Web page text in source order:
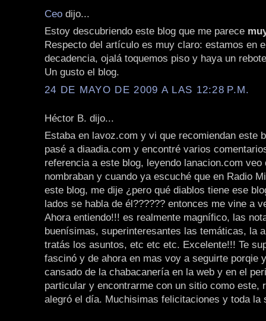
Ceo dijo...
Estoy descubriendo este blog que me parece
Respecto del artículo es muy claro: estamos en
decadencia, ojalá toquemos piso y haya un
Un gusto el blog.
24 DE MAYO DE 2009 A LAS 12:28 P.M.
Héctor B. dijo...
Estaba en lavoz.com y vi que recomiendan este
pasé a diaadia.com y encontré varios
referencia a este blog, leyendo lanacion.com veo
nombraban y cuando ya escuché que en Radio
este blog, me dije ¿pero qué diablos tiene ese
lados se habla de él?????? entonces me vine a
Ahora entiendo!!! es realmente magnífico, las
buenísimas, superinteresantes las temáticas, la
tratás los asuntos, etc etc etc. Excelente!!! Te
fascinó y de ahora en mas voy a seguirte porqie
cansado de la chabacanería en la web y en el
particular y encontrarme con un sitio como este,
alegró el día. Muchisimas felicitaciones y toda la